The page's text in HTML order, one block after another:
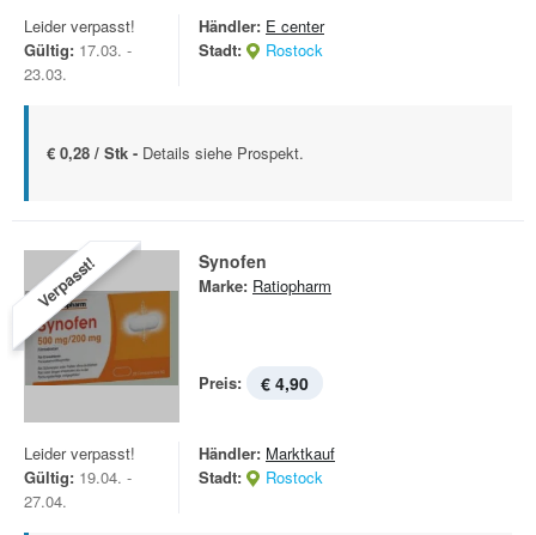
Leider verpasst!
Gültig: 17.03. -
23.03.
Händler: E center
Stadt:
Rostock
€ 0,28 / Stk - Details siehe Prospekt.
Verpasst! Synofen
Marke: Ratiopharm
Preis: € 4,90
Leider verpasst!
Gültig: 19.04. -
27.04.
Händler: Marktkauf
Stadt:
Rostock